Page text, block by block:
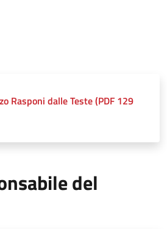
Rasponi dalle Teste (PDF 129
del